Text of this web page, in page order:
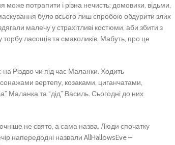
потрапити і різна нечисть: домовики, відьми,
маскування було всього лиш спробою обдурити злих
малечу у страхітливі костюми, аби збити з
ласощів та смаколиків. Мабуть, про це
Різдво чи під час Маланки. Ходить
вертепу, козаками, циганчатами,
та “дід” Василь. Сьогодні до них
не свято, а сама назва. Люди спочатку
напередодні назвали AllHallowsEve –